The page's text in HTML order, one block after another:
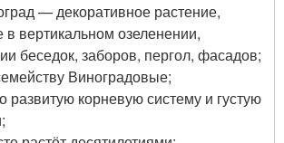
— декоративное растение,
вертикальном озеленении,
беседок, заборов, пергол, фасадов;
Виноградовые;
развитую корневую систему и густую